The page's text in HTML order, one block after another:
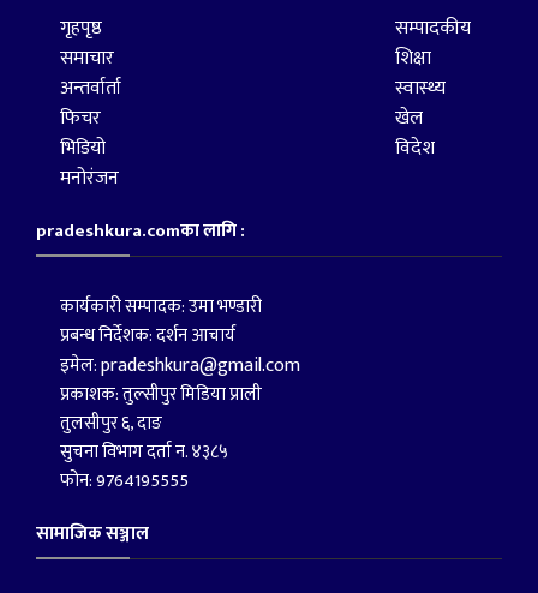
गृहपृष्ठ
समाचार
अन्तर्वार्ता
फिचर
भिडियो
मनोरंजन
सम्पादकीय
शिक्षा
स्वास्थ्य
खेल
विदेश
pradeshkura.comका लागि :
कार्यकारी सम्पादक: उमा भण्डारी
प्रबन्ध निर्देशक: दर्शन आचार्य
इमेल:pradeshkura@gmail.com
प्रकाशक: तुल्सीपुर मिडिया प्राली
तुलसीपुर ६, दाङ
सुचना विभाग दर्ता न. ४३८५
फोन: 9764195555
सामाजिक सञ्जाल